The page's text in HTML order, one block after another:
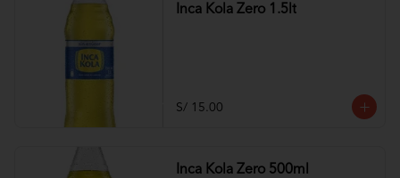
Inca Kola Zero 1.5lt
S/ 15.00
Inca Kola Zero 500ml